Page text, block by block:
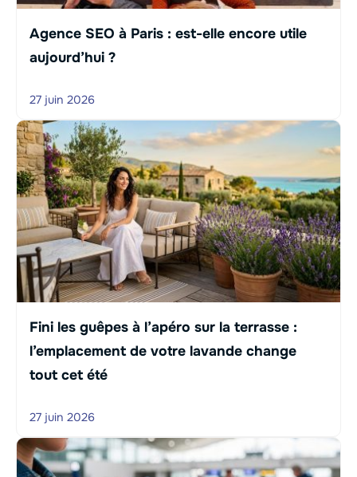
Agence SEO à Paris : est-elle encore utile
aujourd’hui ?
27 juin 2026
Fini les guêpes à l’apéro sur la terrasse :
l’emplacement de votre lavande change
tout cet été
27 juin 2026